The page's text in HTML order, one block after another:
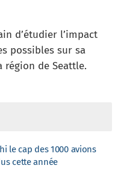
d’étudier l’impact
possibles sur sa
région de Seattle.
le cap des 1000 avions
cette année